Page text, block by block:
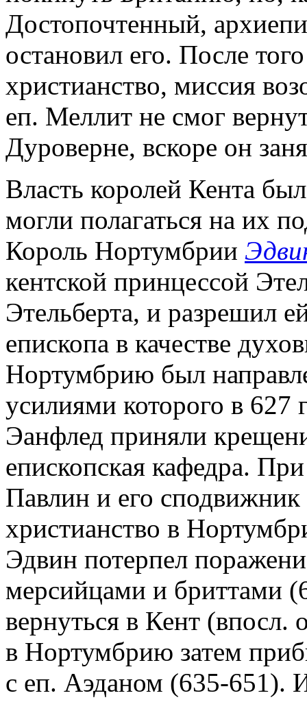
Достопочтенный,
остановил его. После
христианство, миссия
еп. Меллит не смог
Дуроверне, вскоре он
Власть королей Кента
могли полагаться на их
Король Нортумбрии
кентской принцессой
Этельберта, и разрешил
епископа в качестве
Нортумбрию был
усилиями которого в 627
Эанфлед приняли
епископская кафедра.
Павлин и его
христианство в
Эдвин потерпел
мерсийцами и бриттами
вернуться в Кент
в Нортумбрию затем
с еп. Аэданом (635-651).